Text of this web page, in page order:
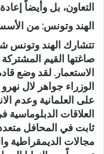
التعاون، بل وأيضاً
الهند وتونس: من
تتشارك الهند وتونس
صاغتها القيم المشتركة
الاستعمار. لقد وضع
الوزراء جواهر لال
على العلمانية وعدم
ثابت في المحافل
مجالات الديمقراطية